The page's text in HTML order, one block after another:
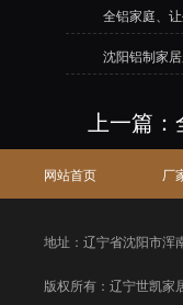
全铝家庭、
沈阳铝制家
上一篇：
网站首页 厂
地址：辽宁省沈阳市浑
版权所有：辽宁世凯家